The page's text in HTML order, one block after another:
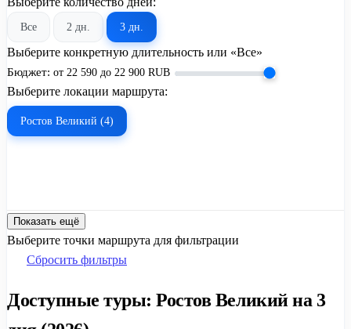
Все 2 дн. 3 дн.
Выберите конкретную длительность или «Все»
Бюджет: от 22 590 до 22 900 RUB
Выберите локации маршрута:
Ростов Великий (4)
Показать ещё
Выберите точки маршрута для фильтрации
Сбросить фильтры
Доступные туры: Ростов Великий на 3